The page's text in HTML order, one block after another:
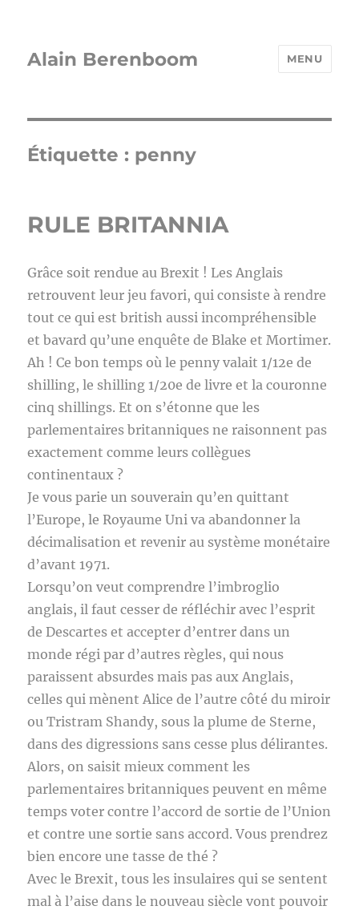
Alain Berenboom MENU
Étiquette : penny
RULE BRITANNIA
Grâce soit rendue au Brexit ! Les Anglais
retrouvent leur jeu favori, qui consiste à rendre
tout ce qui est british aussi incompréhensible
et bavard qu’une enquête de Blake et Mortimer.
Ah ! Ce bon temps où le penny valait 1/12e de
shilling, le shilling 1/20e de livre et la couronne
cinq shillings. Et on s’étonne que les
parlementaires britanniques ne raisonnent pas
exactement comme leurs collègues
continentaux ?
Je vous parie un souverain qu’en quittant
l’Europe, le Royaume Uni va abandonner la
décimalisation et revenir au système monétaire
d’avant 1971.
Lorsqu’on veut comprendre l’imbroglio
anglais, il faut cesser de réfléchir avec l’esprit
de Descartes et accepter d’entrer dans un
monde régi par d’autres règles, qui nous
paraissent absurdes mais pas aux Anglais,
celles qui mènent Alice de l’autre côté du miroir
ou Tristram Shandy, sous la plume de Sterne,
dans des digressions sans cesse plus délirantes.
Alors, on saisit mieux comment les
parlementaires britanniques peuvent en même
temps voter contre l’accord de sortie de l’Union
et contre une sortie sans accord. Vous prendrez
bien encore une tasse de thé ?
Avec le Brexit, tous les insulaires qui se sentent
mal à l’aise dans le nouveau siècle vont pouvoir